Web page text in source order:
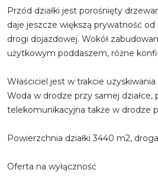
Przód działki jest porośnięty
daje jeszcze większą prywatność od
drogi dojazdowej. Wokół
użytkowym poddaszem, różne
Właściciel jest w trakcie
Woda w drodze przy samej działce,
telekomunikacyjna także w drodze
Powierzchnia działki 3440 m2,
Oferta na wyłączność